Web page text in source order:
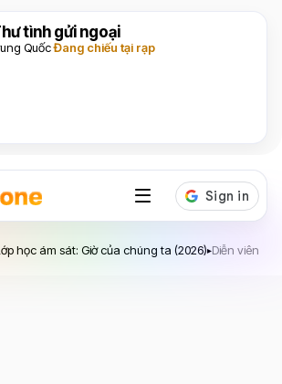
tình gửi ngoại
QuốcĐang chiếu tại rạp
học ám sát: Giờ của chúng ta (2026)▸Diễn viên